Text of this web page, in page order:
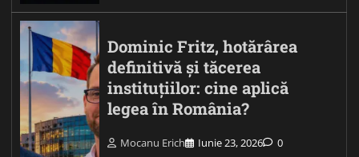
Dominic Fritz, hotărârea
definitivă și tăcerea
instituțiilor: cine aplică
legea în România?
Mocanu Erich Iunie 23, 2026 0